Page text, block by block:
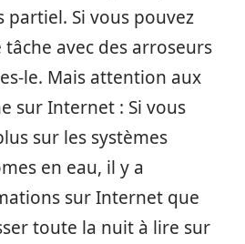
Si vous pouvez
avec des arroseurs
le. Mais attention aux
sur Internet : Si vous
sur les systèmes
en eau, il y a
sur Internet que
toute la nuit à lire sur